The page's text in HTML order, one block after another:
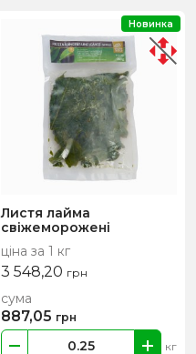
Листя лайма
свіжеморожені
ціна за 1 кг
3 548,20 грн
кг
сума
887,05 грн
Новинка